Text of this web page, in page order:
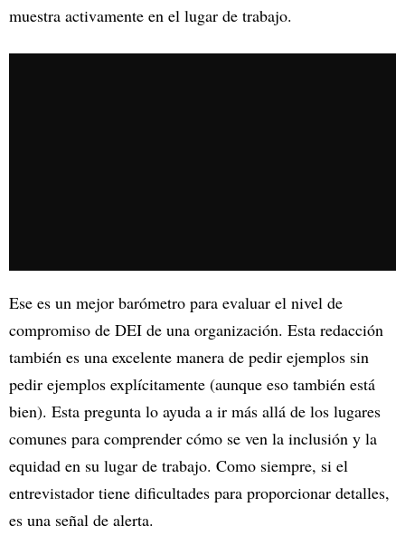
muestra activamente en el lugar de trabajo.
Ese es un mejor barómetro para evaluar el nivel de
compromiso de DEI de una organización. Esta redacción
también es una excelente manera de pedir ejemplos sin
pedir ejemplos explícitamente (aunque eso también está
bien). Esta pregunta lo ayuda a ir más allá de los lugares
comunes para comprender cómo se ven la inclusión y la
equidad en su lugar de trabajo. Como siempre, si el
entrevistador tiene dificultades para proporcionar detalles,
es una señal de alerta.